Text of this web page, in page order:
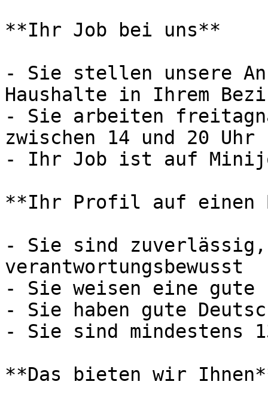
**Ihr Job bei uns**
- Sie stellen unsere
Haushalte in Ihrem
- Sie arbeiten
zwischen 14 und 20 Uhr
- Ihr Job ist auf
**Ihr Profil auf einen
- Sie sind
verantwortungsbewusst
- Sie weisen eine
- Sie haben gute
- Sie sind mindestens
**Das bieten wir